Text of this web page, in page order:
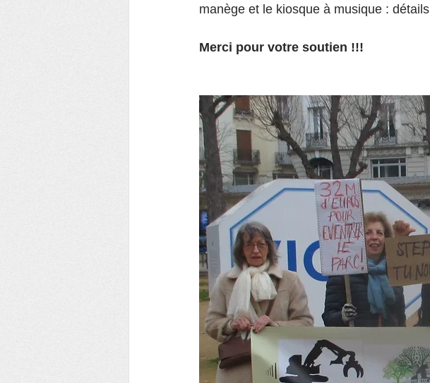
manège et le kiosque à musique : détails
Merci pour votre soutien !!!